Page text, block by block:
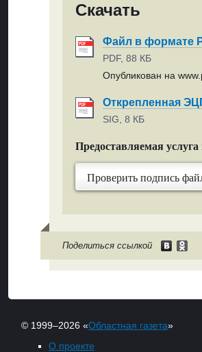
Скачать
Файл в формате
PDF, 88 КБ
Опубликован на
Открепленная
SIG, 8 КБ
Предоставляемая
Проверить подпись
Поделиться ссылкой
© 1999–2026 «Областная газета»
О проекте